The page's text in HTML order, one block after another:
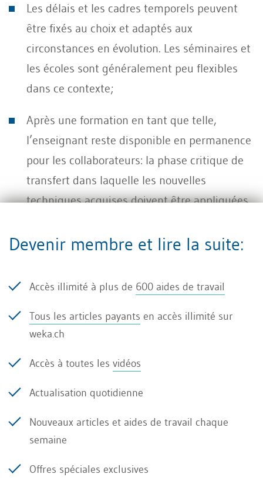
Les délais et les cadres temporels peuvent
être fixés au choix et adaptés aux
circonstances en évolution. Les séminaires et
les écoles sont généralement peu flexibles
dans ce contexte;
Après une formation en tant que telle,
l’enseignant reste disponible en permanence
pour les collaborateurs: la phase critique de
transfert dans laquelle les nouvelles
techniques acquises doivent être appliquées
d’une formation externe;
ceux d’une formation externe;
Grande discrétion: les connaissances, les
l’entreprise ne sont plus exportés vers
débauchage de collaborateurs;
dérouler sans perturbation étant donné que
Devenir membre et lire la suite:
Accès illimité à plus de 600 aides de travail
Tous les articles payants en accès illimité sur
weka.ch
Accès à toutes les vidéos
Actualisation quotidienne
Nouveaux articles et aides de travail chaque
semaine
Offres spéciales exclusives